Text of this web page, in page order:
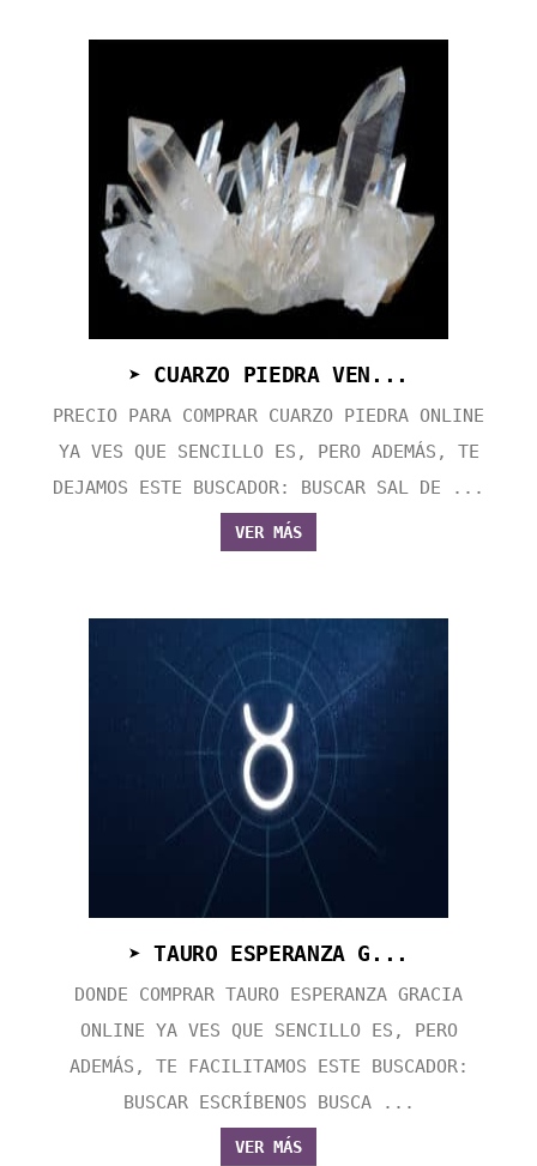
➤ CUARZO PIEDRA VEN...
PRECIO PARA COMPRAR CUARZO PIEDRA ONLINE
YA VES QUE SENCILLO ES, PERO ADEMÁS, TE
DEJAMOS ESTE BUSCADOR: BUSCAR SAL DE ...
VER MÁS
➤ TAURO ESPERANZA G...
DONDE COMPRAR TAURO ESPERANZA GRACIA
ONLINE YA VES QUE SENCILLO ES, PERO
ADEMÁS, TE FACILITAMOS ESTE BUSCADOR:
BUSCAR ESCRÍBENOS BUSCA ...
VER MÁS